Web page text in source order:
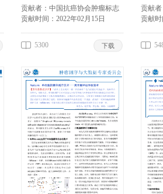
的新策略
贡献者： 中国抗癌协会肿瘤标志
专业委员会
贡献时间： 2022年02月15日
5300 下载
贡献
专业
贡献